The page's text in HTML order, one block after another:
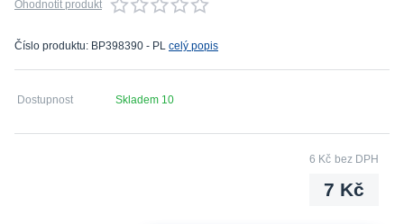
Ohodnotit produkt
Číslo produktu: BP398390 - PL celý popis
Dostupnost Skladem 10
7 Kč
6 Kč bez DPH